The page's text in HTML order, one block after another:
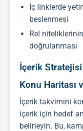
İç linklerde
beslenmesi
Rel
doğrulanması
İçerik
Konu Haritası
İçerik takvimini
içerik için hedef
belirleyin. Bu,